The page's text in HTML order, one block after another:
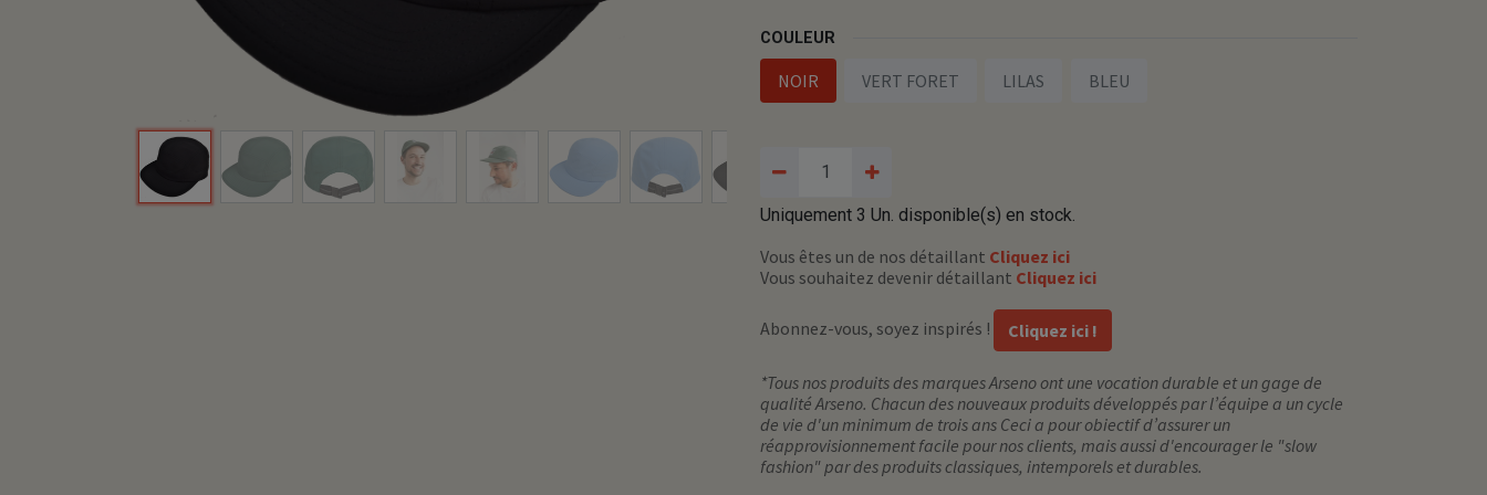
COULEUR
NOIR VERT FORET LILAS BLEU
Uniquement 3 Un. disponible(s) en stock.
Vous êtes un de nos détaillant Cliquez ici
Vous souhaitez devenir détaillant Cliquez ici
Abonnez-vous, soyez inspirés ! Cliquez ici !
*Tous nos produits des marques Arseno ont une vocation durable et un gage de
qualité Arseno. Chacun des nouveaux produits développés par l’équipe a un cycle
de vie d'un minimum de trois ans Ceci a pour obiectif d’assurer un
réapprovisionnement facile pour nos clients, mais aussi d'encourager le "slow
fashion" par des produits classiques, intemporels et durables.